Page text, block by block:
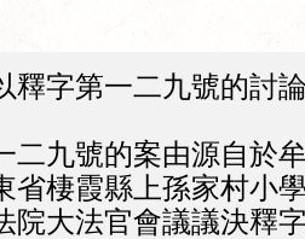
釋字第一二九號的討
九號的案由源自於
省棲霞縣上孫家村小
院大法官會議議決釋